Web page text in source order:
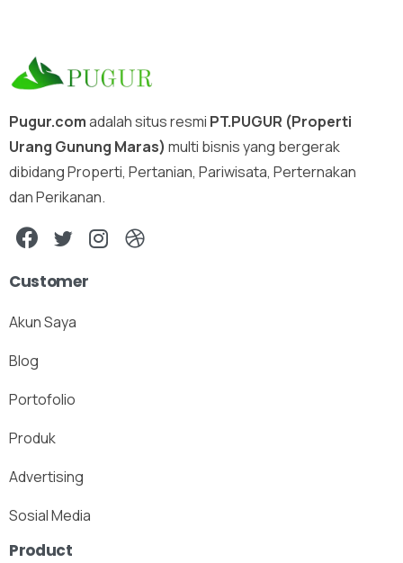
Pugur.comadalah situs resmi PT.PUGUR (Properti
Urang Gunung Maras) multi bisnis yang bergerak
dibidang Properti, Pertanian, Pariwisata, Perternakan
dan Perikanan.
Customer
Akun Saya
Blog
Portofolio
Produk
Advertising
Sosial Media
Product